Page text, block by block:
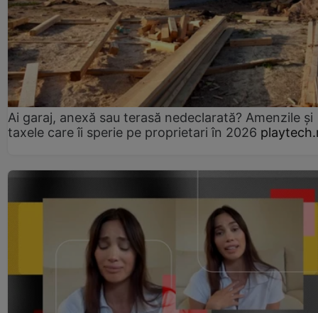
Ai garaj, anexă sau terasă nedeclarată? Amenzile și
taxele care îi sperie pe proprietari în 2026